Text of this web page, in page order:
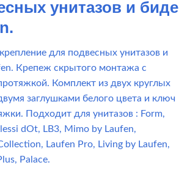
унитазов и биде
для подвесных унитазов и
Крепеж скрытого монтажа с
Комплект из двух круглых
заглушками белого цвета и ключ
Подходит для унитазов : Form,
dOt, LB3, Mimo by Laufen,
Laufen Pro, Living by Laufen,
Palace.